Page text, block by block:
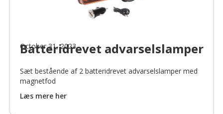
Batteridrevet advarselslamper
Sæt bestående af 2 batteridrevet advarselslamper med
magnetfod
Læs mere her
October 31, 2023